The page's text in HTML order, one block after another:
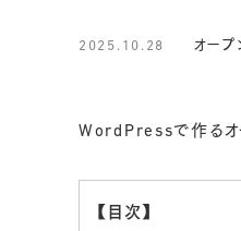
BLOG
2025.10.28 オープ
WordPressで作るオ
【目次】